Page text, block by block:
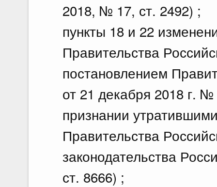
2018, № 17, ст. 2492) ;
пункты 18 и 22
Правительства
постановлением
от 21 декабря 2018 г.
признании
Правительства
законодательства
ст. 8666) ;